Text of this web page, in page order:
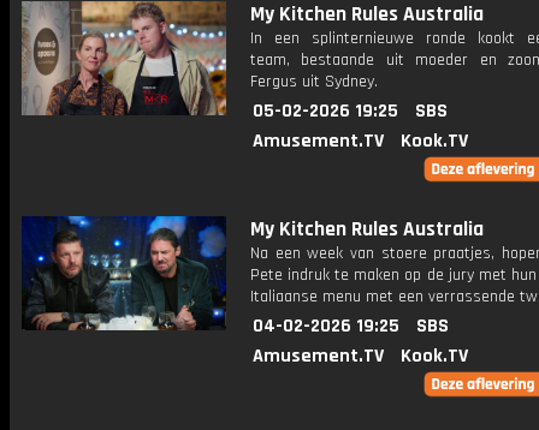
My Kitchen Rules Australia
In een splinternieuwe ronde kookt
team, bestaande uit moeder en
Fergus uit Sydney.
05-02-2026 19:25
SBS
Amusement.TV
Kook.TV
My Kitchen Rules Australia
Na een week van stoere praatjes,
Pete indruk te maken op de jury met
Italiaanse menu met een verrassende
04-02-2026 19:25
SBS
Amusement.TV
Kook.TV